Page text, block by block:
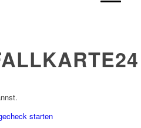
starten